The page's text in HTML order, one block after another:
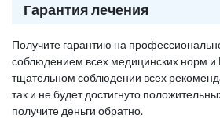
Гарантия лечения
Получите гарантию на
соблюдением всех медицинских норм
тщательном соблюдении всех
так и не будет достигнуто
получите деньги обратно.